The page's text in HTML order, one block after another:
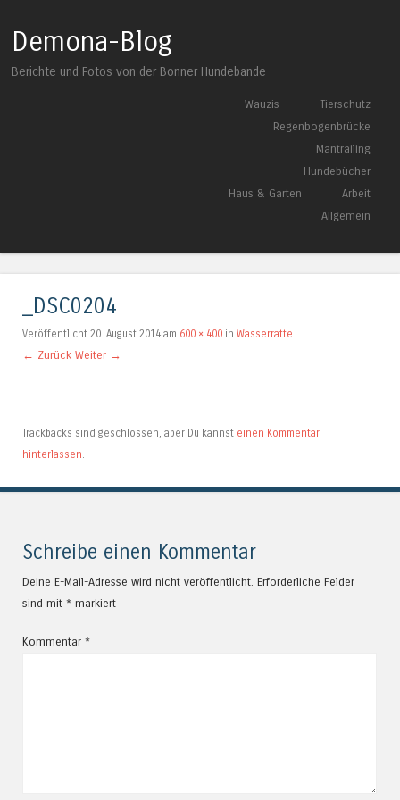
Demona-Blog
Berichte und Fotos von der Bonner Hundebande
Menü
Springe zum Inhalt
Wauzis
Tierschutz
Regenbogenbrücke
Mantrailing
Hundebücher
Haus & Garten
Arbeit
Allgemein
_DSC0204
Veröffentlicht 20. August 2014 am 600 × 400 in Wasserratte
← Zurück Weiter →
Trackbacks sind geschlossen, aber Du kannst einen Kommentar
hinterlassen
Schreibe einen Kommentar
Deine E-Mail-Adresse wird nicht veröffentlicht. Erforderliche Felder
sind mit * markiert
Kommentar *